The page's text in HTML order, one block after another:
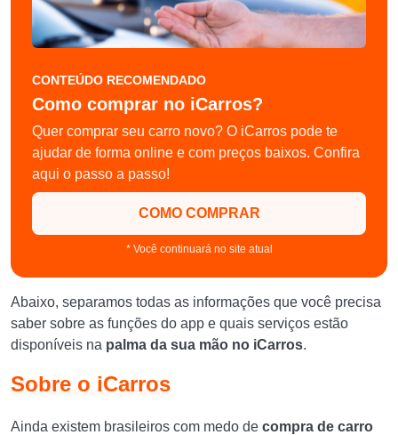
CONTEÚDO RECOMENDADO
Como comprar no iCarros?
Quer comprar seu carro novo? O iCarros pode te
ajudar de forma online e com preços baixos. Confira
aqui o passo a passo!
COMO COMPRAR
* Você continuará no site atual
Abaixo, separamos todas as informações que você precisa
saber sobre as funções do app e quais serviços estão
disponíveis na palma da sua mão no iCarros.
Sobre o iCarros
Ainda existem brasileiros com medo de compra de carro